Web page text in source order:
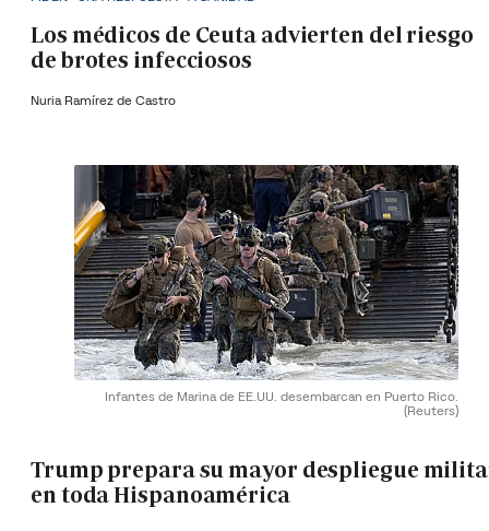
Los médicos de Ceuta advierten del riesgo
de brotes infecciosos
Nuria Ramírez de Castro
Infantes de Marina de EE.UU. desembarcan en Puerto Rico.
(Reuters)
Trump prepara su mayor despliegue
en toda Hispanoamérica